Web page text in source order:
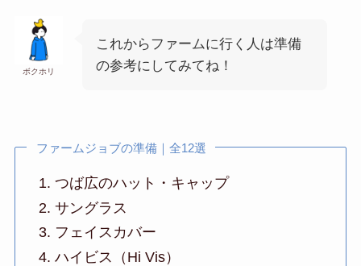
ボクホリ
これからファームに行く人は準備
の参考にしてみてね！
ファームジョブの準備｜全12選
つば広のハット・キャップ
サングラス
フェイスカバー
ハイビス（Hi Vis）